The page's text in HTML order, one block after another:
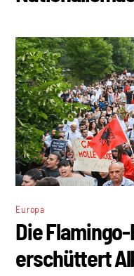
Europa
Die
erschüttert